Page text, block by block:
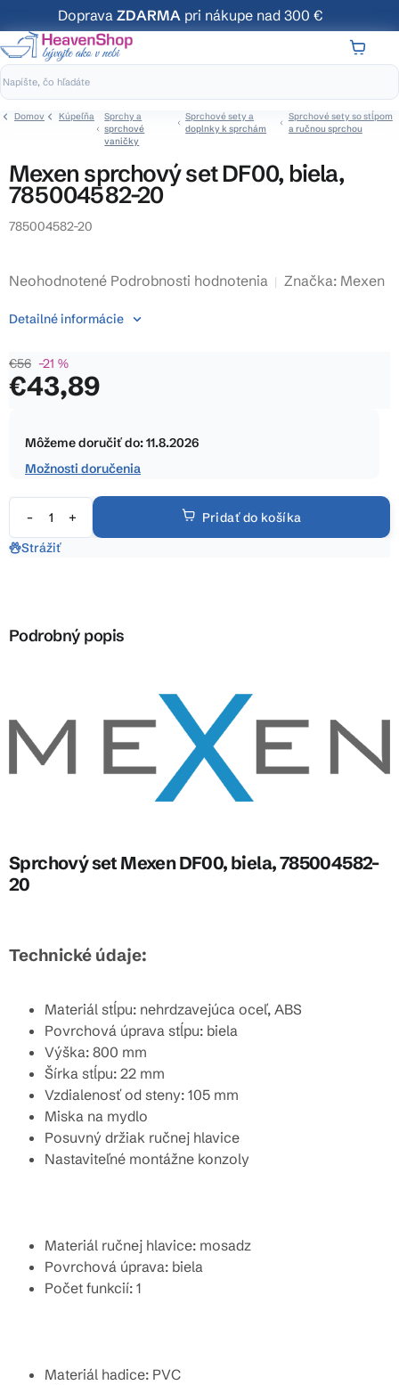
na
obsah
Doprava ZDARMA pri nákupe nad 300 €
Domov Kúpeľňa
Sprchy a
sprchové
vaničky
Sprchové sety a
doplnky k sprchám
Sprchové sety so stĺpom
a ručnou sprchou
Mexen sprchový set DF00, biela,
785004582-20
785004582-20
Priemerné
produktu
0,0
z
Neohodnotené Podrobnosti hodnotenia Značka: Mexen
€56 –21 %
€43,89
cena:
Môžeme doručiť do:11.8.2026
Možnosti doručenia
Pridať do košíka
Detailné informácie
Strážiť
Podrobný popis
Sprchový set Mexen DF00, biela, 785004582-
20
Technické údaje:
Materiál stĺpu: nehrdzavejúca oceľ, ABS
Povrchová úprava stĺpu: biela
Výška: 800 mm
Šírka stĺpu: 22 mm
Vzdialenosť od steny: 105 mm
Miska na mydlo
Posuvný držiak ručnej hlavice
Nastaviteľné montážne konzoly
Materiál ručnej hlavice: mosadz
Povrchová úprava: biela
Počet funkcií: 1
Materiál hadice: PVC